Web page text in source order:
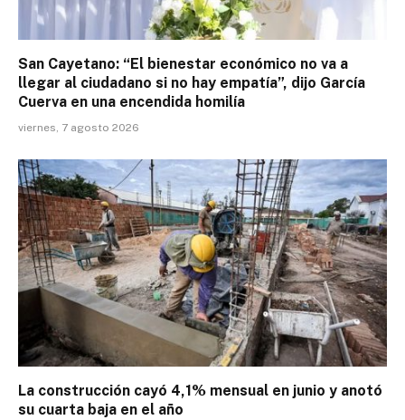
San Cayetano: “El bienestar económico no va a
llegar al ciudadano si no hay empatía”, dijo García
Cuerva en una encendida homilía
viernes, 7 agosto 2026
La construcción cayó 4,1% mensual en junio y anotó
su cuarta baja en el año